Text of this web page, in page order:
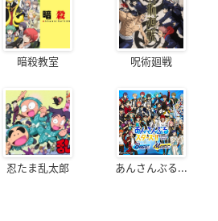
暗殺教室 呪術廻戦
忍たま乱太郎 あんさんぶる...